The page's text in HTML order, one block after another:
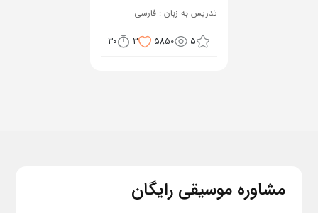
تدریس به زبان : فارسی
5
5850
3
30
مشاوره موسیقی رایگان